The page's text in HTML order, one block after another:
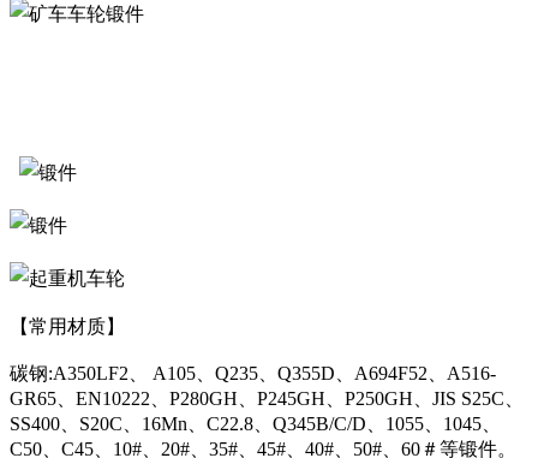
【常用材质】
碳钢:A350LF2、 A105、Q235、Q355D、A694F52、A516-
GR65、EN10222、P280GH、P245GH、P250GH、JIS S25C、
SS400、S20C、16Mn、C22.8、Q345B/C/D、1055、1045、
C50、C45、10#、20#、35#、45#、40#、50#、60＃等锻件。